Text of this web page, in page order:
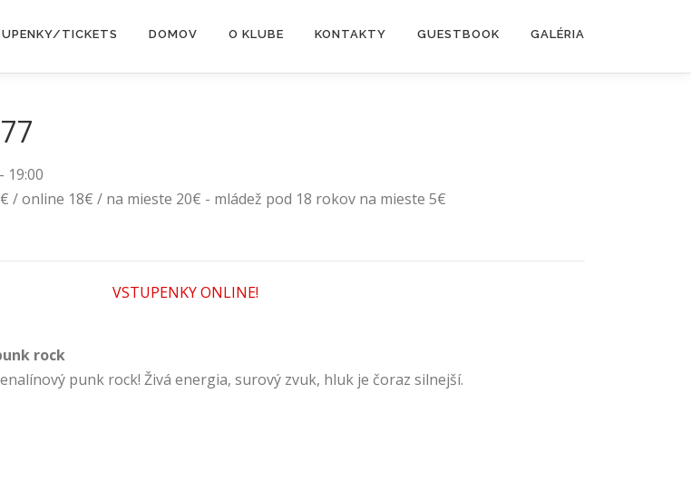
TICKETS DOMOV O KLUBE KONTAKTY GUESTBOOK GALÉRIA
19:00
/ online 18€ / na mieste 20€ - mládež pod 18 rokov na mieste 5€
VSTUPENKY ONLINE!
rock
punk rock! Živá energia, surový zvuk, hluk je čoraz silnejší.